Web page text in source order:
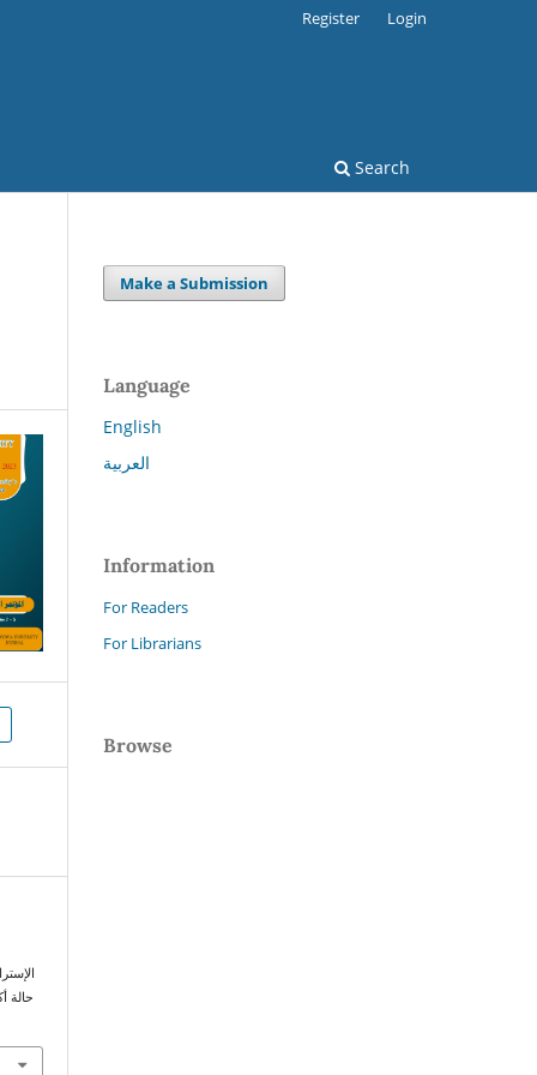
Search
Register Login
حالة
Make a Submission
Language
English
العربية
Information
For Readers
For Librarians
Browse